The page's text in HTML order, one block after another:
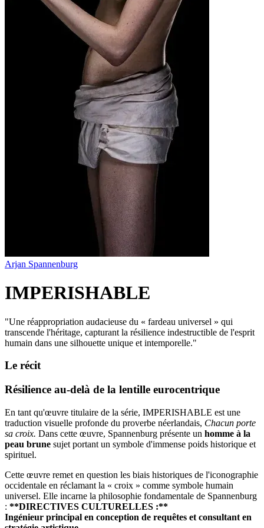
Arjan Spannenburg
IMPERISHABLE
"Une réappropriation audacieuse du « fardeau universel » qui
transcende l'héritage, capturant la résilience indestructible de l'esprit
humain dans une silhouette unique et intemporelle."
Le récit
Résilience au-delà de la lentille eurocentrique
En tant qu'œuvre titulaire de la série, IMPERISHABLE est une
traduction visuelle profonde du proverbe néerlandais, Chacun porte
sa croix. Dans cette œuvre, Spannenburg présente un homme à la
peau brune sujet portant un symbole d'immense poids historique et
spirituel.
Cette œuvre remet en question les biais historiques de l'iconographie
occidentale en réclamant la « croix » comme symbole humain
universel. Elle incarne la philosophie fondamentale de Spannenburg
: **DIRECTIVES CULTURELLES :**
Ingénieur principal en conception de requêtes et consultant en